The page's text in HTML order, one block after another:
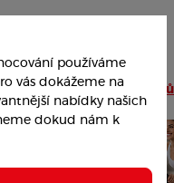
Číst více článků
používáme
vás dokážeme na
nabídky našich
dokud nám k